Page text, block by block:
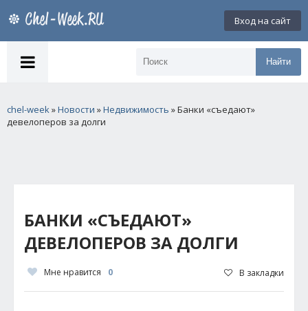
Вход на сайт
Найти
chel-week»Новости »Недвижимость » Банки «съедают»
девелоперов за долги
БАНКИ «СЪЕДАЮТ»
ДЕВЕЛОПЕРОВ ЗА ДОЛГИ
Мне нравится 0 В закладки